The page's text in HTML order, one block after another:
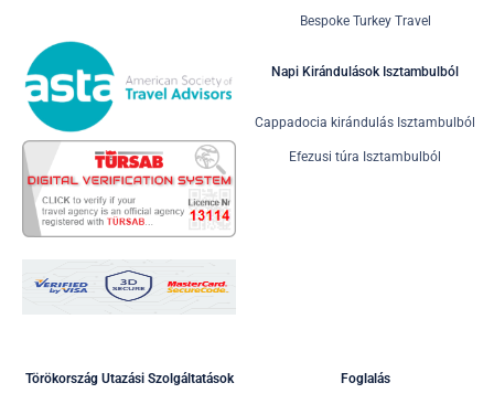
Bespoke Turkey Travel
Napi Kirándulások Isztambulból
Cappadocia kirándulás Isztambulból
Efezusi túra Isztambulból
Törökország Utazási Szolgáltatások Foglalás